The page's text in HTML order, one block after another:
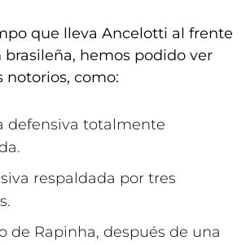
que lleva Ancelotti al frente
brasileña, hemos podido ver
notorios, como:
defensiva totalmente
respaldada por tres
de Rapinha, después de una